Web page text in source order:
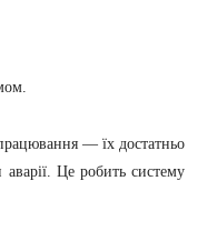
— їх достатньо
Це робить систему